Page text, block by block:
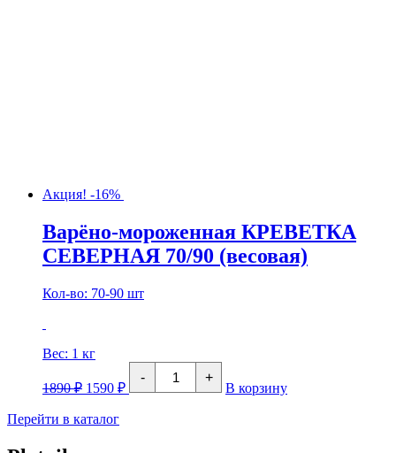
Акция! -16%
Варёно-мороженная КРЕВЕТКА
СЕВЕРНАЯ 70/90 (весовая)
Кол-во: 70-90 шт
Вес: 1 кг
1890₽ 1590 ₽
-
Количество
товара
Варёно-
+
В корзину
Перейти в каталог